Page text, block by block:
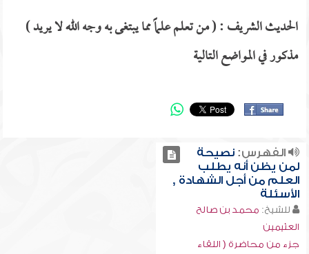
الحديث الشريف : ( من تعلم علماً مما يبتغى به وجه الله لا يريد )
مذكور في المواضع التالية
الفهرس:نصيحة
لمن يظن أنه يطلب
العلم من أجل الشهادة ,
الأسئلة
للشيخ: محمد بن صالح
العثيمين
جزء من محاضرة ( اللقاء